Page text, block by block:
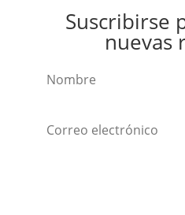
Suscribirse
nuevas